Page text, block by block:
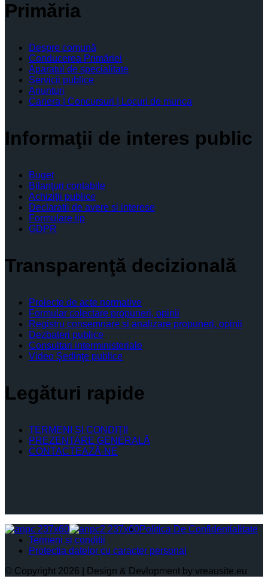
Primăria
Despre comună
Conducerea Primăriei
Aparatul de specialitate
Servicii publice
Anunturi
Cariera | Concursuri | Locuri de munca
Informaţii de interes public
Buget
Bilanţuri contabile
Achiziţii publice
Declaratii de avere si interese
Formulare tip
GDPR
Transparenţă decizională
Proiecte de acte normative
Formular colectare propuneri, opinii
Registru consemnare si analizare propuneri, opinii
Dezbateri publice
Consultari interministeriale
Video Şedinţe publice
Legături rapide
TERMENI ŞI CONDIŢII
PREZENTARE GENERALĂ
CONTACTEAZĂ-NE
Politica De Confidențialitate
Termeni și condiții
Protectia datelor cu caracter personal
© Copyright 2026 | Design & Devlopment by vreausite.eu